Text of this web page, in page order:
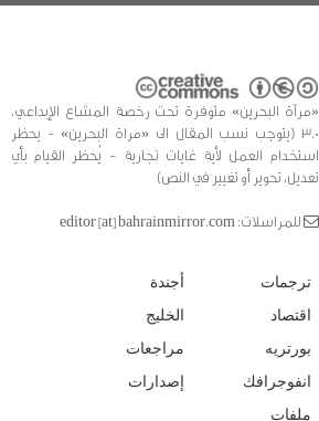
«مرآة البحرين» متوفرة تحت رخصة المشاع الإبداعي،
3.0 (يتوجب نسب المقال الى «مراة البحرين» - يحظر
استخدام العمل لأية غايات تجارية - يُحظر القيام بأي
تعديل، تحوير أو تغيير في النص)
للمراسلات: editor [at] bahrainmirror.com
ترجمات
اقتصاد
بورتريه
انفوجرافك
ملفات
أجندة
الخليج
مراجعات
إصدارات